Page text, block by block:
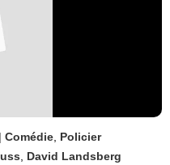
| Comédie Policier
David Landsberg